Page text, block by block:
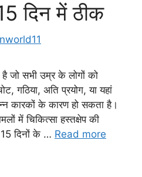
दिन में ठीक
जो सभी उम्र के लोगों को
गठिया, अति प्रयोग, या यहां
कारकों के कारण हो सकता है।
में चिकित्सा हस्तक्षेप की
दिनों के … Read more